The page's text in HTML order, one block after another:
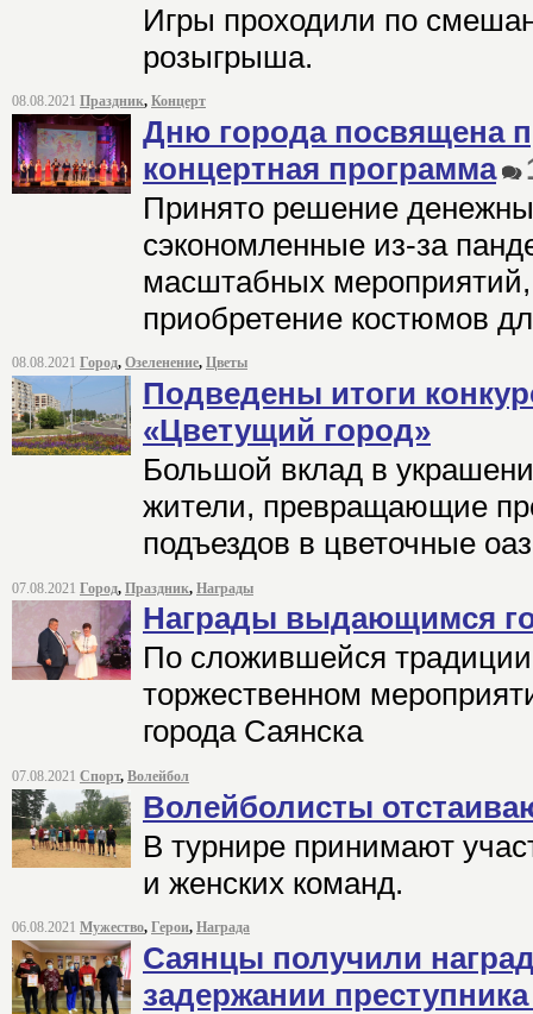
Игры проходили по
розыгрыша.
08.08.2021 Праздник, Концерт
Дню города посвящена
концертная программа
Принято решение
сэкономленные из-за
масштабных
приобретение костюмов
08.08.2021 Город, Озеленение, Цветы
Подведены итоги
«Цветущий город»
Большой вклад в
жители, превращающие
подъездов в цветочные
07.08.2021 Город, Праздник, Награды
Награды выдающимся
По сложившейся
торжественном
города Саянска
07.08.2021 Спорт, Волейбол
Волейболисты
В турнире принимают
и женских команд.
06.08.2021 Мужество, Герои, Награда
Саянцы получили
задержании